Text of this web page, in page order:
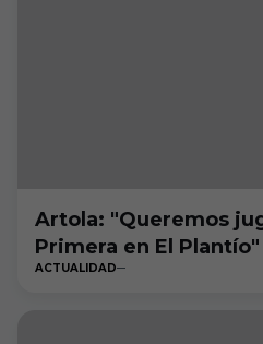
Artola: "Queremos
Primera en El Plantío"
ACTUALIDAD